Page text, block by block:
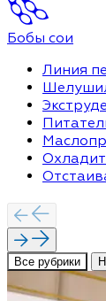
Бобы сои
Линия
Все рубрики